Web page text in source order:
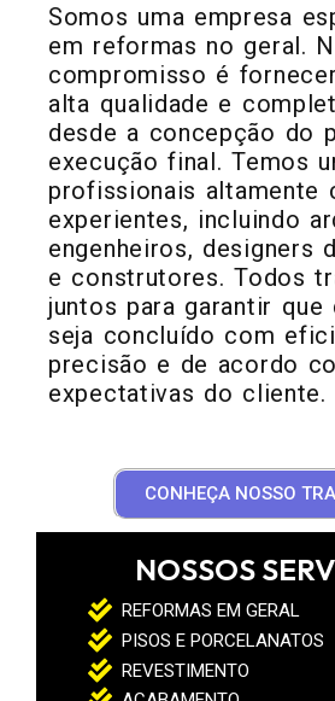
Somos uma empresa
em reformas no geral.
compromisso é
alta qualidade e
desde a concepção do
execução final. Temos
profissionais altamente
experientes, incluindo
engenheiros, designers
e construtores. Todos
juntos para garantir que
seja concluído com
precisão e de acordo
expectativas do cliente.
CONHEÇA NOSSO
NOSSOS
REFORMAS EM GERAL
PISOS E PORCELANATOS
REVESTIMENTO